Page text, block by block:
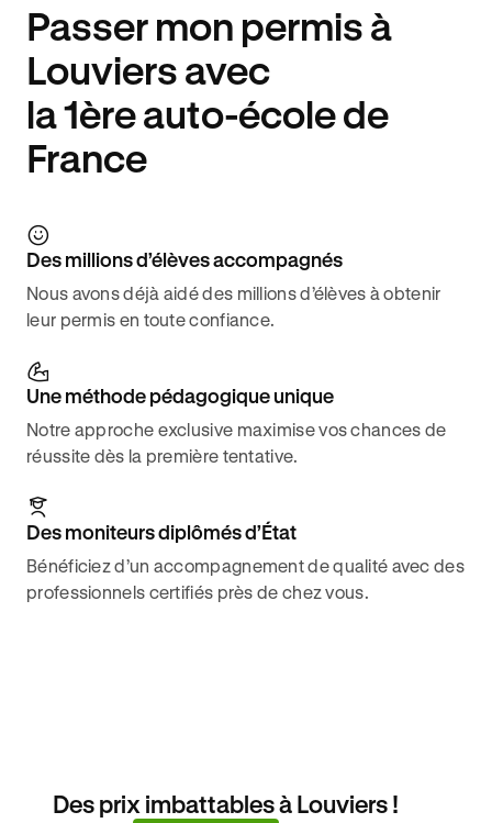
Passer mon permis à
Louviers avec
la 1ère auto-école de
France
Des millions d’élèves accompagnés
Nous avons déjà aidé des millions d’élèves à obtenir
leur permis en toute confiance.
Une méthode pédagogique unique
Notre approche exclusive maximise vos chances de
réussite dès la première tentative.
Des moniteurs diplômés d’État
Bénéficiez d’un accompagnement de qualité avec des
professionnels certifiés près de chez vous.
Des prix imbattables à Louviers !